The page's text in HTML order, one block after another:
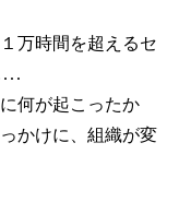
万時間を超えるセ
何が起こったか
かけに、組織が変